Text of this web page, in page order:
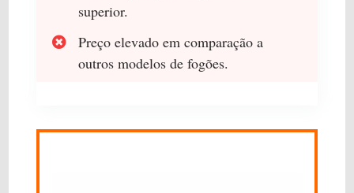
superior.
Preço elevado em comparação a
outros modelos de fogões.